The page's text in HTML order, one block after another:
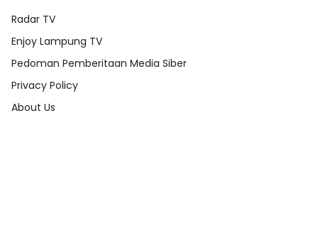
Radar TV
Enjoy Lampung TV
Pedoman Pemberitaan Media Siber
Privacy Policy
About Us